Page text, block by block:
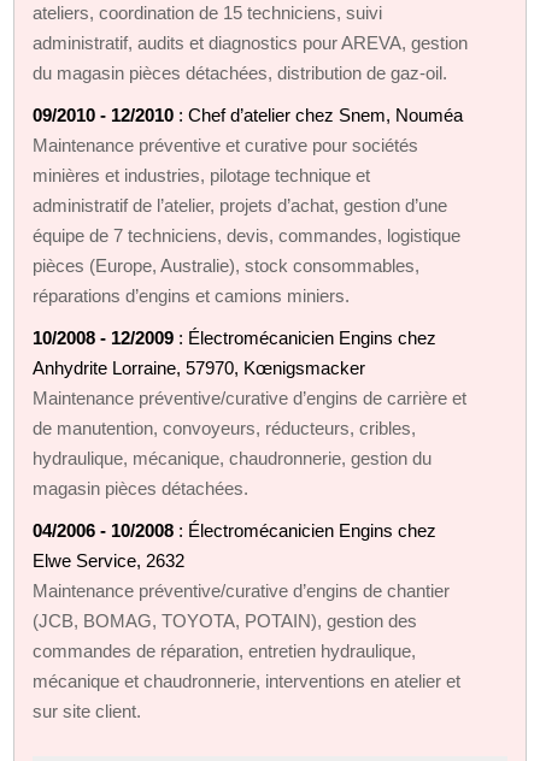
ateliers, coordination de 15 techniciens, suivi
administratif, audits et diagnostics pour AREVA, gestion
du magasin pièces détachées, distribution de gaz‑oil.
09/2010 - 12/2010 : Chef d’atelier chez Snem, Nouméa
Maintenance préventive et curative pour sociétés
minières et industries, pilotage technique et
administratif de l’atelier, projets d’achat, gestion d’une
équipe de 7 techniciens, devis, commandes, logistique
pièces (Europe, Australie), stock consommables,
réparations d’engins et camions miniers.
10/2008 - 12/2009 : Électromécanicien Engins chez
Anhydrite Lorraine, 57970, Kœnigsmacker
Maintenance préventive/curative d’engins de carrière et
de manutention, convoyeurs, réducteurs, cribles,
hydraulique, mécanique, chaudronnerie, gestion du
magasin pièces détachées.
04/2006 - 10/2008 : Électromécanicien Engins chez
Elwe Service, 2632
Maintenance préventive/curative d’engins de chantier
(JCB, BOMAG, TOYOTA, POTAIN), gestion des
commandes de réparation, entretien hydraulique,
mécanique et chaudronnerie, interventions en atelier et
sur site client.